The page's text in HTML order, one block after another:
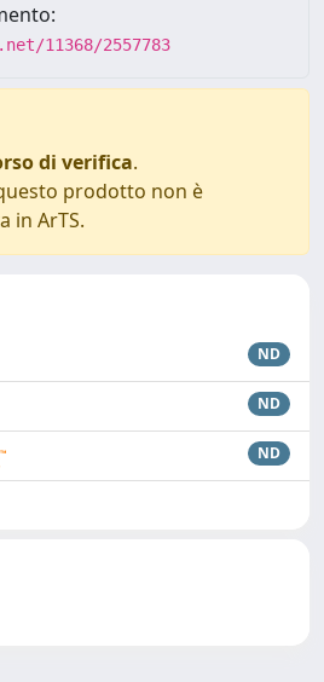
11368/2557783
di verifica.
prodotto non è
in ArTS.
ND
ND
ND